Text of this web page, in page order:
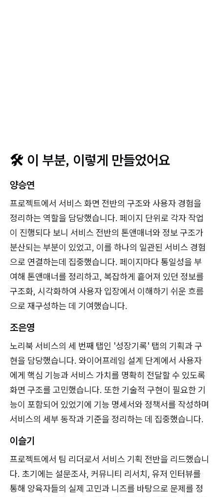
🛠️ 이 부분, 이렇게 만들었어요
양승연
프로젝트에서 서비스 화면 전반의 구조와 사용자 경험을
정리하는 역할을 담당했습니다. 페이지 단위로 각자 작업
이 진행되다 보니 서비스 전반의 톤앤매너와 정보 구조가
분산되는 부분이 있었고, 이를 하나의 일관된 서비스 경험
으로 연결하는데 집중했습니다. 페이지마다 통일성을 부
여해 톤앤매너를 정리하고, 복잡하게 흩어져 있던 정보를
구조화, 시각화하여 사용자 입장에서 이해하기 쉬운 흐름
으로 재구성하는 데 기여했습니다.
조은영
노리북 서비스의 세 번째 탭인 '성장기록' 탭의 기획과 구
현을 담당했습니다. 와이어프레임 설계 단계에서 사용자
에게 핵심 기능과 서비스 가치를 명확히 전달할 수 있도록
화면 구조를 고민했습니다. 또한 기술적 구현이 필요한 기
능이 포함되어 있었기에 기능 명세서와 정책서를 작성하며
서비스의 세부 동작과 기준을 정리하는 데 집중했습니다.
이슬기
프로젝트에서 팀 리더로서 서비스 기획 전반을 리드했습니
다. 초기에는 설문조사, 커뮤니티 리서치, 유저 인터뷰를
통해 양육자들의 실제 고민과 니즈를 바탕으로 문제를 정